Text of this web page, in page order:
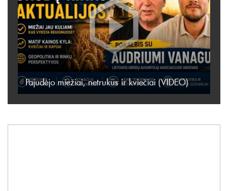
Pajudėjo miežiai, netrukus ir kviečiai (VIDEO)